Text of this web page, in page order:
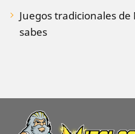
Juegos tradicionales
sabes